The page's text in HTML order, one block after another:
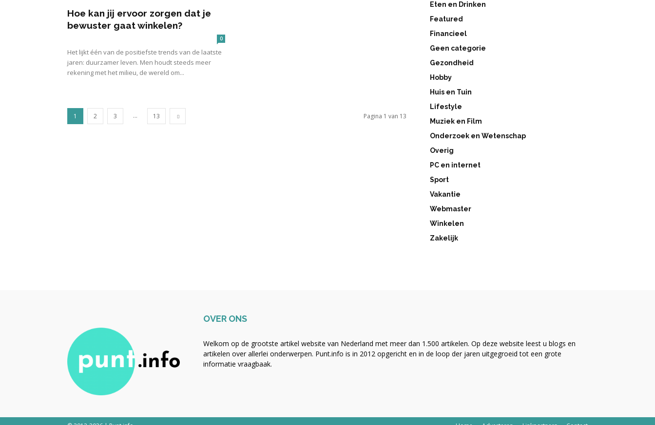
Hoe kan jij ervoor zorgen dat je
bewuster gaat winkelen?
0
Het lijkt één van de positiefste trends van de laatste
jaren: duurzamer leven. Men houdt steeds meer
rekening met het milieu, de wereld om...
1 2 3 ... 13 Pagina 1 van 13
Eten en Drinken
Featured
Financieel
Geen categorie
Gezondheid
Hobby
Huis en Tuin
Lifestyle
Muziek en Film
Onderzoek en Wetenschap
Overig
PC en internet
Sport
Vakantie
Webmaster
Winkelen
Zakelijk
OVER ONS
Welkom op de grootste artikel website van Nederland met meer dan 1.500 artikelen. Op deze website leest u blogs en
artikelen over allerlei onderwerpen. Punt.info is in 2012 opgericht en in de loop der jaren uitgegroeid tot een grote
informatie vraagbaak.